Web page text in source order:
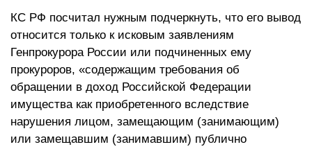
КС РФ посчитал нужным подчеркнуть, что его вывод
относится только к исковым заявлениям
Генпрокурора России или подчиненных ему
прокуроров, «содержащим требования об
обращении в доход Российской Федерации
имущества как приобретенного вследствие
нарушения лицом, замещающим (занимающим)
или замещавшим (занимавшим) публично